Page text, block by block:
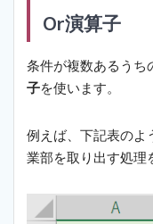
Or演算子
条件が複数あるうち
子を使います。
例えば、下記表のよ
業部を取り出す処理